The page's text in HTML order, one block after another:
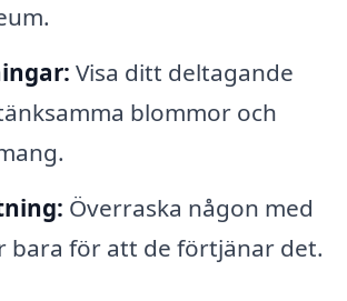
Visa ditt deltagande
blommor och
Överraska någon med
bara för att de förtjänar det.